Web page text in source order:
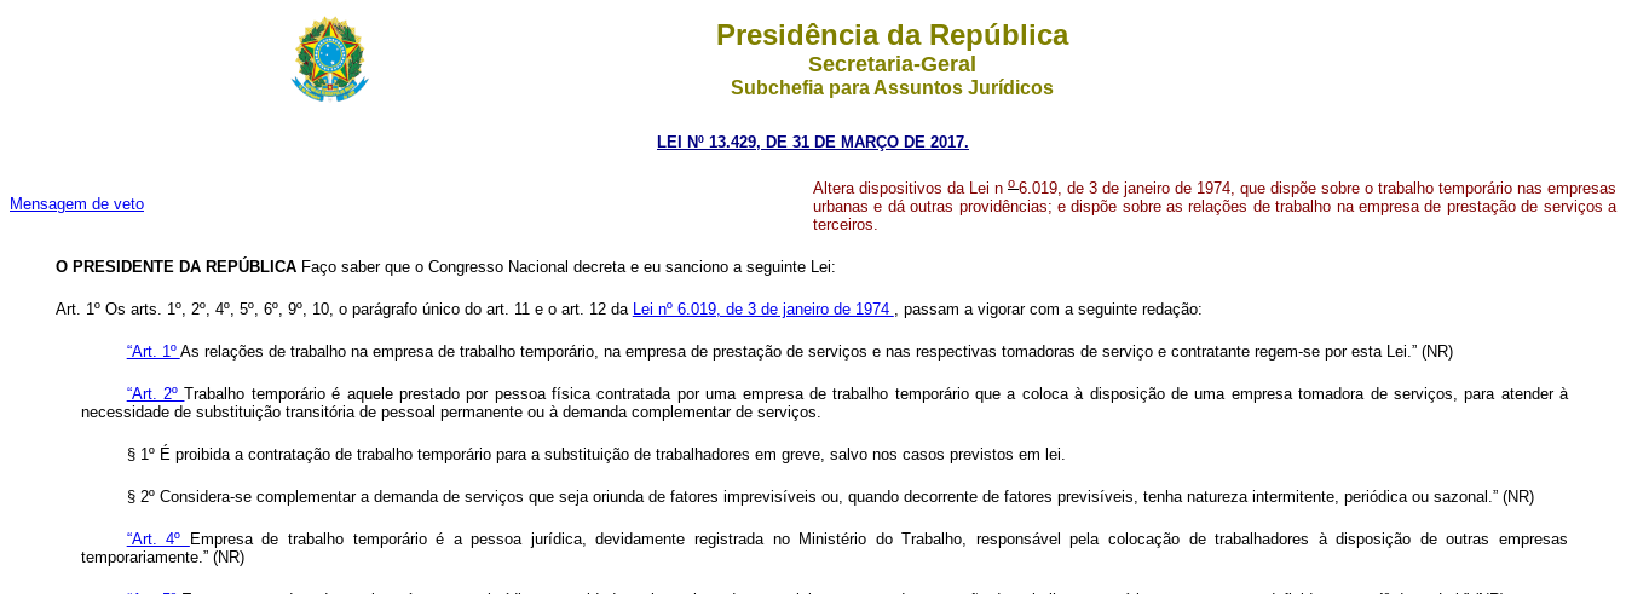
Presidência da República
Secretaria-Geral
Subchefia para Assuntos Jurídicos
LEI Nº 13.429, DE 31 DE MARÇO DE 2017.
Mensagem de veto
Altera dispositivos da Lei n o 6.019, de 3 de janeiro de 1974, que dispõe sobre o trabalho temporário nas empresas
urbanas e dá outras providências; e dispõe sobre as relações de trabalho na empresa de prestação de serviços a
terceiros.
O PRESIDENTE DA REPÚBLICA Faço saber que o Congresso Nacional decreta e eu sanciono a seguinte Lei:
Art. 1º Os arts. 1º, 2º, 4º, 5º, 6º, 9º, 10, o parágrafo único do art. 11 e o art. 12 da Lei nº 6.019, de 3 de janeiro de 1974 , passam a vigorar com a seguinte redação:
“Art. 1º As relações de trabalho na empresa de trabalho temporário, na empresa de prestação de serviços e nas respectivas tomadoras de serviço e contratante regem-se por esta Lei.” (NR)
“Art. 2ºTrabalho temporário é aquele prestado por pessoa física contratada por uma empresa de trabalho temporário que a coloca à disposição de uma empresa tomadora de serviços, para atender à
necessidade de substituição transitória de pessoal permanente ou à demanda complementar de serviços.
§ 1º É proibida a contratação de trabalho temporário para a substituição de trabalhadores em greve, salvo nos casos previstos em lei.
§ 2º Considera-se complementar a demanda de serviços que seja oriunda de fatores imprevisíveis ou, quando decorrente de fatores previsíveis, tenha natureza intermitente, periódica ou sazonal.” (NR)
“Art. 4º
Empresa de trabalho temporário é a pessoa jurídica, devidamente registrada no Ministério do Trabalho, responsável pela colocação de trabalhadores à disposição de outras empresas
temporariamente.” (NR)